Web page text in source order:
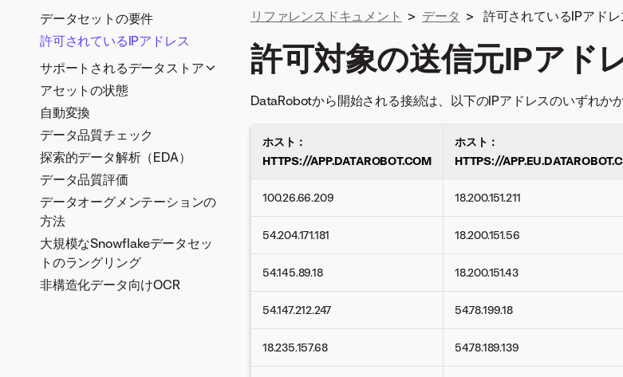
データセットの要件
許可されているIPアドレス
サポートされるデータストア
ADLS Gen2
Alibaba Cloud MaxCompute
Amazon Redshift
Amazon Athena
AWS S3
Microsoft Azure
Box
Confluence
Databricks（JDBC）
Databricks
アセットの状態
自動変換
データ品質チェック
探索的データ解析（EDA）
データ品質評価
データオーグメンテーションの
方法
大規模なSnowflakeデータセッ
トのラングリング
非構造化データ向けOCR
リファレンスドキュメント > データ > 許可されているIPアドレ
許可対象の送信元IPアド
DataRobotから開始される接続は、以下のIPアドレスのいずれか
ホスト：
HTTPS://APP.DATAROBOT.COM
ホスト：
HTTPS://
100.26.66.209 18.200.151.211
54.204.171.181 18.200.151.56
54.145.89.18 18.200.151.43
54.147.212.247 54.78.199.18
18.235.157.68 54.78.189.139